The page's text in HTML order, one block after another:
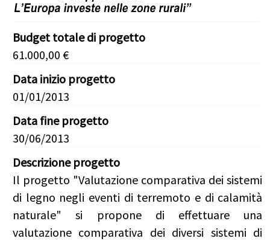
Budget totale di progetto
61.000,00 €
Data inizio progetto
01/01/2013
Data fine progetto
30/06/2013
Descrizione progetto
Il progetto "Valutazione comparativa dei sistemi
di legno negli eventi di terremoto e di calamità
naturale" si propone di effettuare una
valutazione comparativa dei diversi sistemi di